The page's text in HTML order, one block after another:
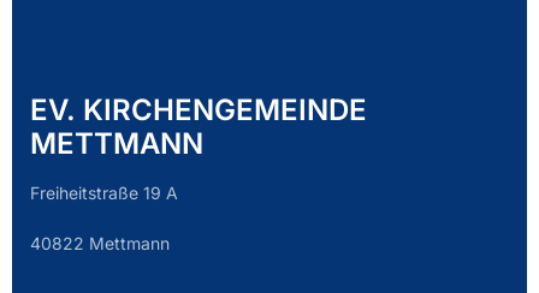
EV. KIRCHENGEMEINDE
METTMANN
Freiheitstraße 19 A
40822 Mettmann